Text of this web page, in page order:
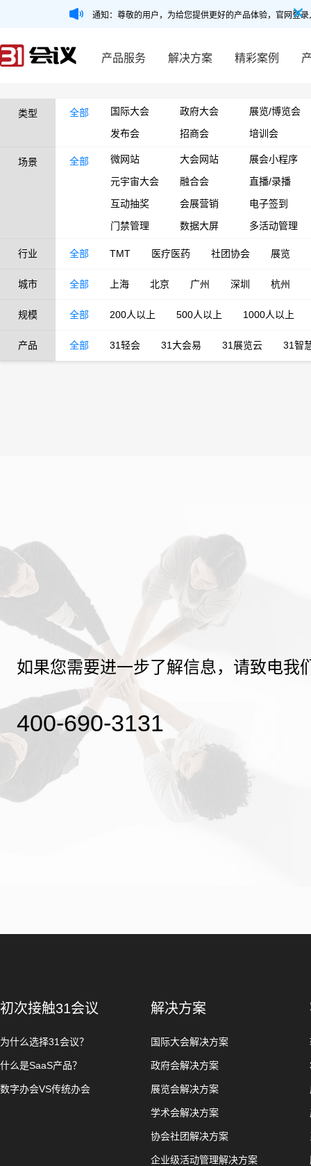
通知：尊敬的用户，为给您提供更好的产品体验，官网登
产品服务 解决方案 精彩案例
类型 全部 国际大会 政府大会
展览/博览会
发布会
招商会 培训会
场景 全部 微网站 大会网站
展会小程序
元宇宙大会
融合会
直播/录播
互动抽奖
会展营销
电子签到
门禁管理
数据大屏 多活动管理
行业 全部 TMT 医疗医药 社团协会 展览
城市 全部 上海 北京 广州 深圳 杭州
规模 全部 200人以上 500人以上 1000人以上
产品 全部 31轻会 31大会易 31展览云 31智
如果您需要进一步了解信息，请致电我
400-690-3131
初次接触31会议
为什么选择31会议？
什么是SaaS产品？
数字办会VS传统办会
解决方案
国际大会解决方案
政府会解决方案
展览会解决方案
学术会解决方案
协会社团解决方案
企业级活动管理解决方案